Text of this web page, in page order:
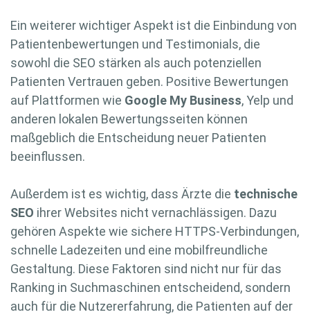
Ein weiterer wichtiger Aspekt ist die Einbindung von
Patientenbewertungen und Testimonials, die
sowohl die SEO stärken als auch potenziellen
Patienten Vertrauen geben. Positive Bewertungen
auf Plattformen wie Google My Business, Yelp und
anderen lokalen Bewertungsseiten können
maßgeblich die Entscheidung neuer Patienten
beeinflussen.
Außerdem ist es wichtig, dass Ärzte die technische
SEO ihrer Websites nicht vernachlässigen. Dazu
gehören Aspekte wie sichere HTTPS-Verbindungen,
schnelle Ladezeiten und eine mobilfreundliche
Gestaltung. Diese Faktoren sind nicht nur für das
Ranking in Suchmaschinen entscheidend, sondern
auch für die Nutzererfahrung, die Patienten auf der